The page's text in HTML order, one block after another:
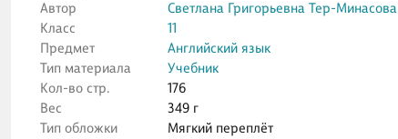
Автор
Светлана Григорьевна Тер-Минасова
Класс
11
Предмет
Английский язык
Тип материала
Учебник
Кол-во стр.
176
Вес
349 г
Тип обложки
Мягкий переплёт